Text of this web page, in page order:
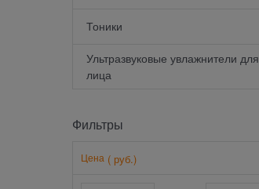
Тоники
Ультразвуковые увлажнители для
лица
Фильтры
Цена ( руб.)